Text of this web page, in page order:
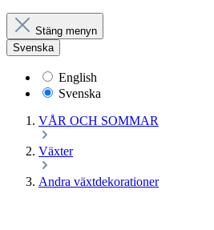
Stäng menyn
Svenska
English
Svenska
VÅR OCH SOMMAR
Växter
Andra växtdekorationer